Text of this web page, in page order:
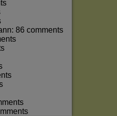
86 comments